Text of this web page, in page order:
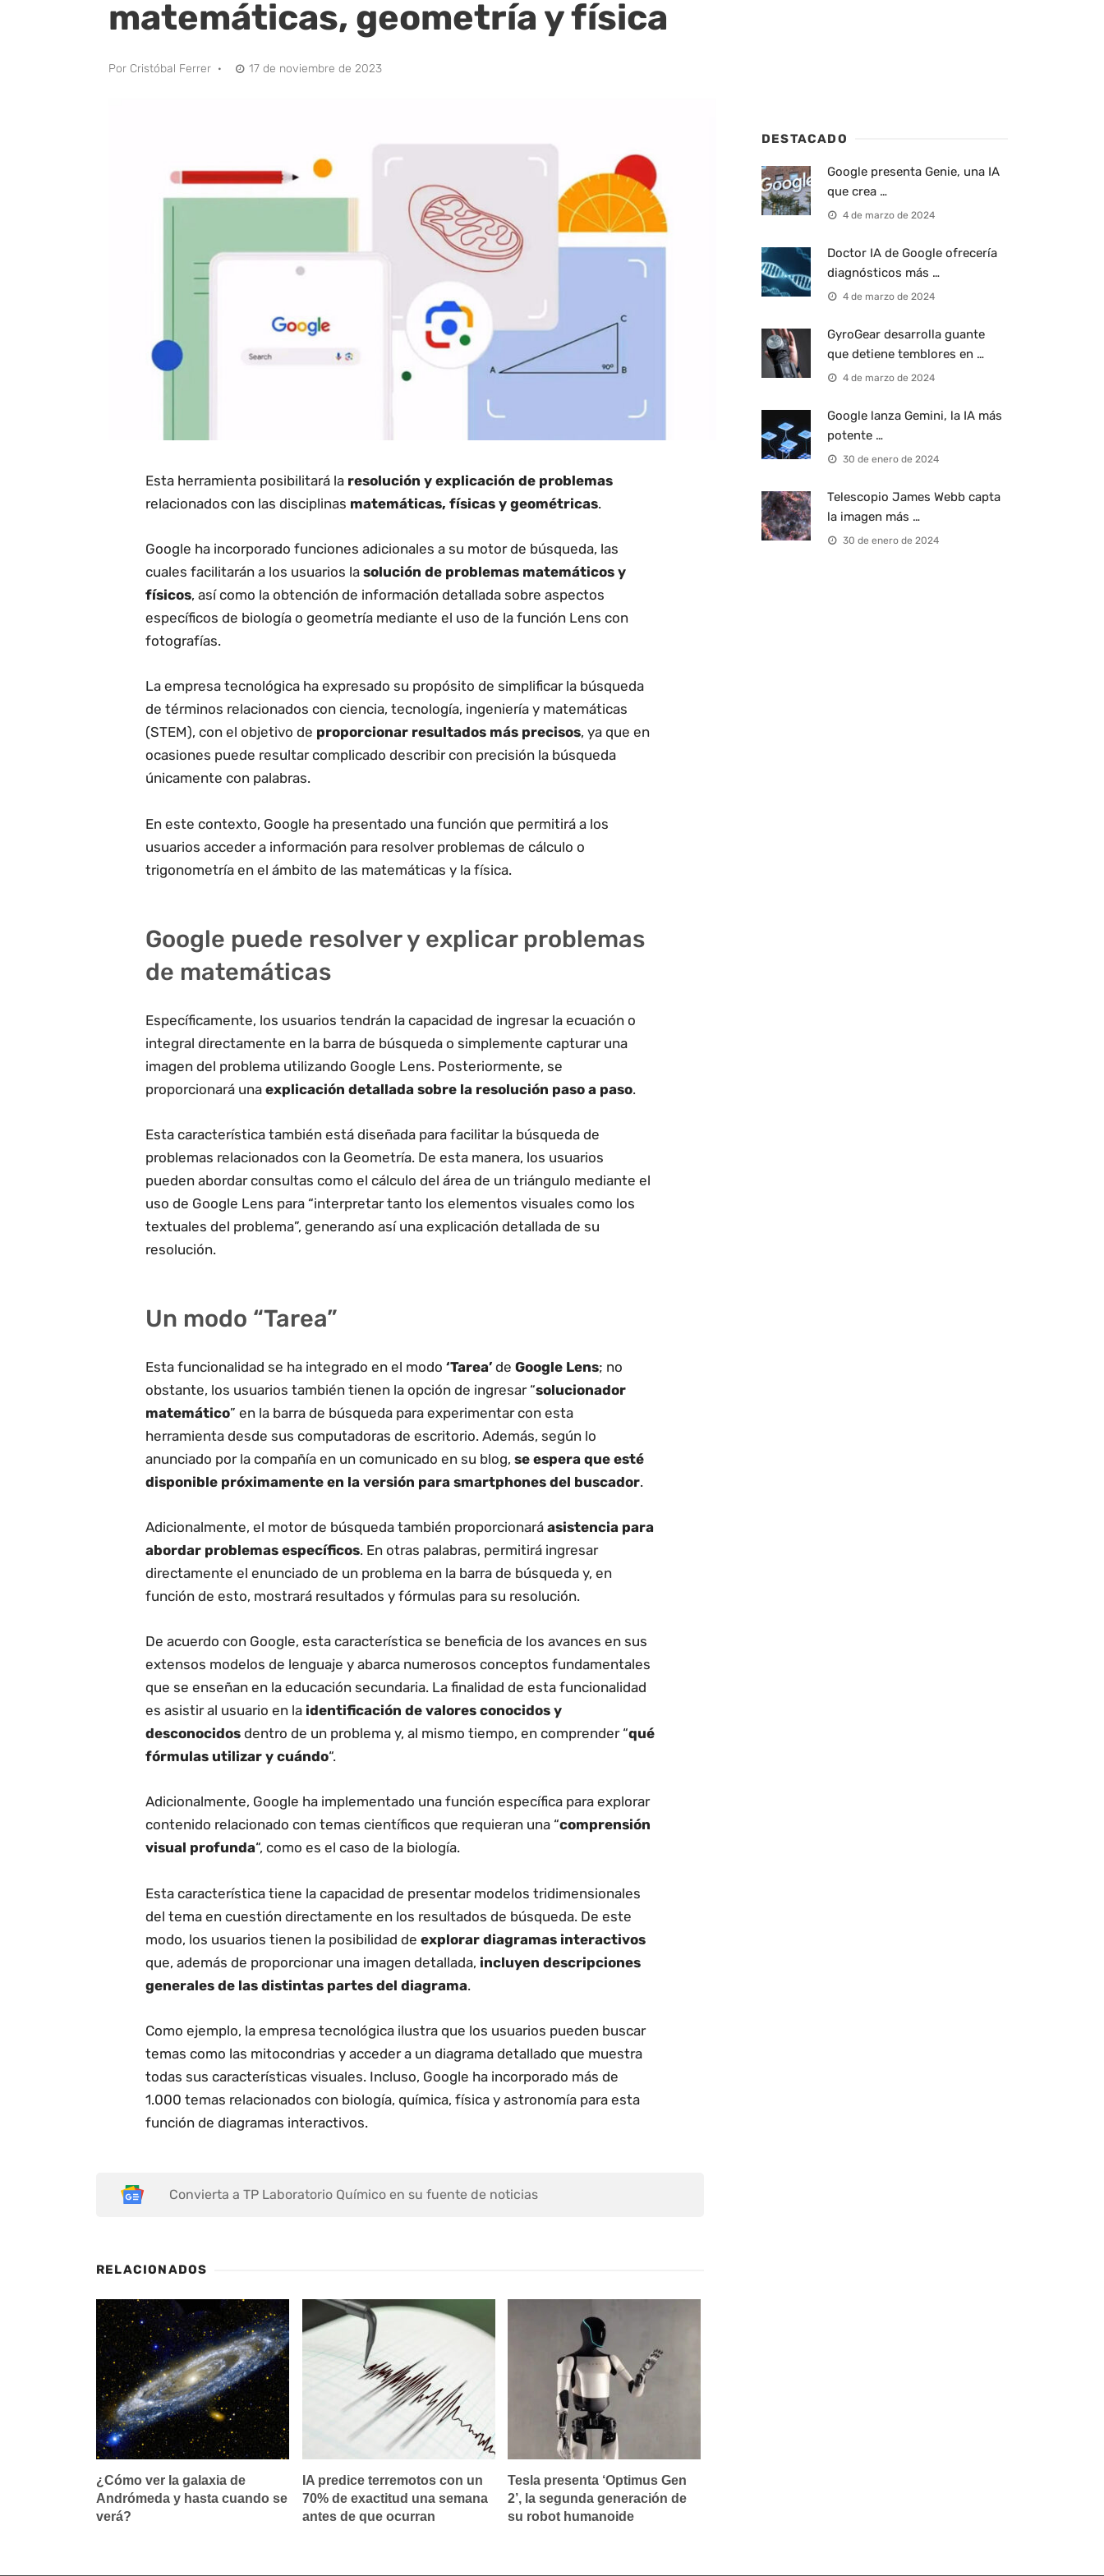
matemáticas, geometría y física
Por Cristóbal Ferrer · 17 de noviembre de 2023
Esta herramienta posibilitará la resolución y explicación de problemas
relacionados con las disciplinas matemáticas, físicas y geométricas.
Google ha incorporado funciones adicionales a su motor de búsqueda, las
cuales facilitarán a los usuarios la solución de problemas matemáticos y
físicos, así como la obtención de información detallada sobre aspectos
específicos de biología o geometría mediante el uso de la función Lens con
fotografías.
La empresa tecnológica ha expresado su propósito de simplificar la búsqueda
de términos relacionados con ciencia, tecnología, ingeniería y matemáticas
(STEM), con el objetivo de proporcionar resultados más precisos, ya que en
ocasiones puede resultar complicado describir con precisión la búsqueda
únicamente con palabras.
En este contexto, Google ha presentado una función que permitirá a los
usuarios acceder a información para resolver problemas de cálculo o
trigonometría en el ámbito de las matemáticas y la física.
Google puede resolver y explicar problemas
de matemáticas
Específicamente, los usuarios tendrán la capacidad de ingresar la ecuación o
integral directamente en la barra de búsqueda o simplemente capturar una
imagen del problema utilizando Google Lens. Posteriormente, se
proporcionará una explicación detallada sobre la resolución paso a paso.
Esta característica también está diseñada para facilitar la búsqueda de
problemas relacionados con la Geometría. De esta manera, los usuarios
pueden abordar consultas como el cálculo del área de un triángulo mediante el
uso de Google Lens para “interpretar tanto los elementos visuales como los
textuales del problema”, generando así una explicación detallada de su
resolución.
Un modo “Tarea”
Esta funcionalidad se ha integrado en el modo ‘Tarea’ de Google Lens; no
obstante, los usuarios también tienen la opción de ingresar “solucionador
matemático” en la barra de búsqueda para experimentar con esta
herramienta desde sus computadoras de escritorio. Además, según lo
anunciado por la compañía en un comunicado en su blog, se espera que esté
disponible próximamente en la versión para smartphones del buscador.
Adicionalmente, el motor de búsqueda también proporcionará asistencia para
abordar problemas específicos. En otras palabras, permitirá ingresar
directamente el enunciado de un problema en la barra de búsqueda y, en
función de esto, mostrará resultados y fórmulas para su resolución.
De acuerdo con Google, esta característica se beneficia de los avances en sus
extensos modelos de lenguaje y abarca numerosos conceptos fundamentales
que se enseñan en la educación secundaria. La finalidad de esta funcionalidad
es asistir al usuario en la identificación de valores conocidos y
desconocidos dentro de un problema y, al mismo tiempo, en comprender “qué
fórmulas utilizar y cuándo“.
Adicionalmente, Google ha implementado una función específica para explorar
contenido relacionado con temas científicos que requieran una “comprensión
visual profunda“, como es el caso de la biología.
Esta característica tiene la capacidad de presentar modelos tridimensionales
del tema en cuestión directamente en los resultados de búsqueda. De este
modo, los usuarios tienen la posibilidad de explorar diagramas interactivos
que, además de proporcionar una imagen detallada, incluyen descripciones
generales de las distintas partes del diagrama.
Como ejemplo, la empresa tecnológica ilustra que los usuarios pueden buscar
temas como las mitocondrias y acceder a un diagrama detallado que muestra
todas sus características visuales. Incluso, Google ha incorporado más de
1.000 temas relacionados con biología, química, física y astronomía para esta
función de diagramas interactivos.
Convierta a TP Laboratorio Químico en su fuente de noticias
RELACIONADOS
¿Cómo ver la galaxia de
Andrómeda y hasta cuando se
verá?
IA predice terremotos con un
70% de exactitud una semana
antes de que ocurran
Tesla presenta ‘Optimus Gen
2’, la segunda generación de
su robot humanoide
DESTACADO
Google presenta Genie, una IA
que crea …
4 de marzo de 2024
Doctor IA de Google ofrecería
diagnósticos más …
4 de marzo de 2024
GyroGear desarrolla guante
que detiene temblores en …
4 de marzo de 2024
Google lanza Gemini, la IA más
potente …
30 de enero de 2024
Telescopio James Webb capta
la imagen más …
30 de enero de 2024